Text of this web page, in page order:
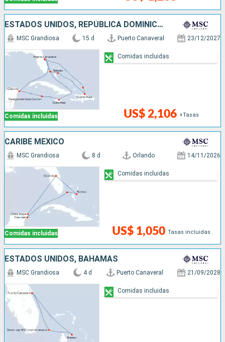
ESTADOS UNIDOS, REPÚBLICA DOMINICANA, BAHAMAS, JAMAICA, ISLAS CAIMÁN, MÉXICO
Comidas incluidas
MSC Grandiosa 15 d Puerto Canaveral 23/12/2027
US$ 2,106 +Tasas
Comidas incluidas
CARIBE MEXICO
Comidas incluidas
MSC Grandiosa 8 d Orlando 14/11/2026
US$ 1,050 Tasas incluidas
Comidas incluidas
ESTADOS UNIDOS, BAHAMAS
MSC Grandiosa 4 d Puerto Canaveral 21/09/2028
Comidas incluidas